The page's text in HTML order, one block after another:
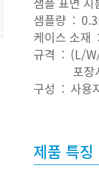
샘플량 :
케이스 소
규격 : (L/
포장시
구성 : 사용
제품 특징